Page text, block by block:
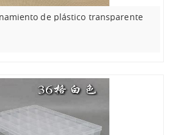
de plástico transparente